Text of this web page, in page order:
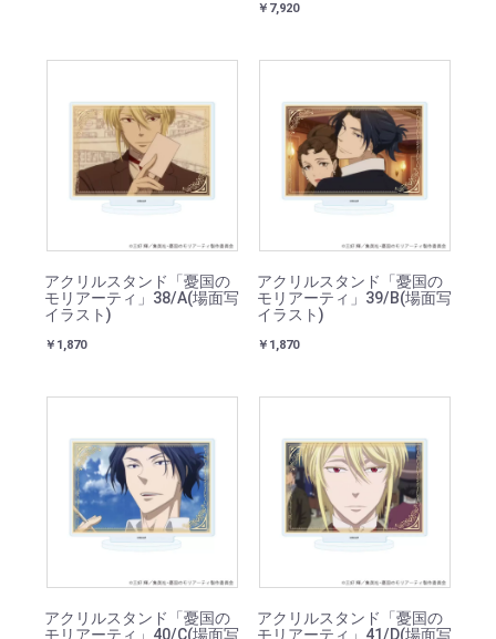
￥7,920
アクリルスタンド「憂国の
モリアーティ」38/A(場面写
イラスト)
￥1,870
アクリルスタンド「憂国の
モリアーティ」39/B(場面写
イラスト)
￥1,870
アクリルスタンド「憂国の
モリアーティ」40/C(場面写
アクリルスタンド「憂国の
モリアーティ」41/D(場面写